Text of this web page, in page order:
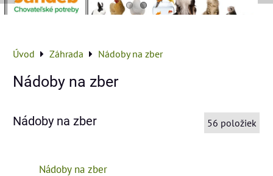
Úvod Záhrada Nádoby na zber
Nádoby na zber
Nádoby na zber 56 položiek
Nádoby na zber